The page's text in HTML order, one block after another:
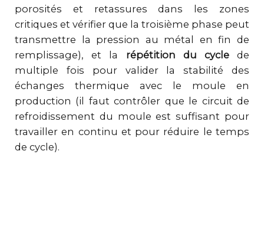
porosités et retassures dans les zones
critiques et vérifier que la troisième phase peut
transmettre la pression au métal en fin de
remplissage), et la répétition du cyclede
multiple fois pour valider la stabilité des
échanges thermique avec le moule en
production (il faut contrôler que le circuit de
refroidissement du moule est suffisant pour
travailler en continu et pour réduire le temps
de cycle).